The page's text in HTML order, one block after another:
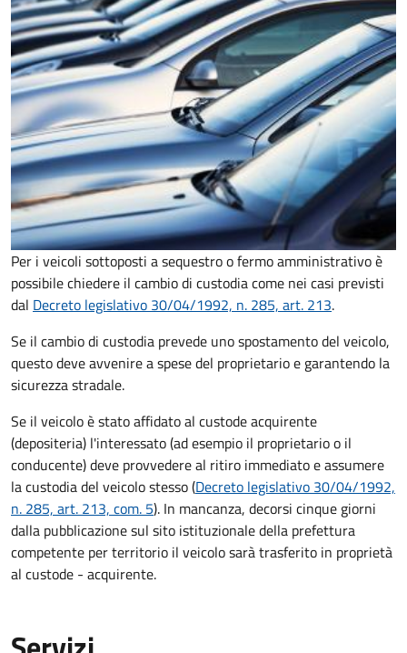
Per i veicoli sottoposti a sequestro o fermo amministrativo è
possibile chiedere il cambio di custodia come nei casi previsti
dal Decreto legislativo 30/04/1992, n. 285, art. 213.
Se il cambio di custodia prevede uno spostamento del veicolo,
questo deve avvenire a spese del proprietario e garantendo la
sicurezza stradale.
Se il veicolo è stato affidato al custode acquirente
(depositeria) l'interessato (ad esempio il proprietario o il
conducente) deve provvedere al ritiro immediato e assumere
la custodia del veicolo stesso (Decreto legislativo 30/04/1992,
n. 285, art. 213, com. 5). In mancanza, decorsi cinque giorni
dalla pubblicazione sul sito istituzionale della prefettura
competente per territorio il veicolo sarà trasferito in proprietà
al custode - acquirente.